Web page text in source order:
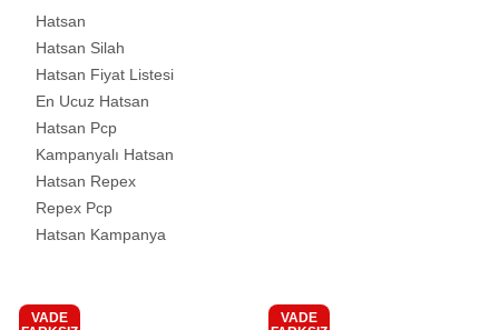
Hatsan
Hatsan Silah
Hatsan Fiyat Listesi
En Ucuz Hatsan
Hatsan Pcp
Kampanyalı Hatsan
Hatsan Repex
Repex Pcp
Hatsan Kampanya
VADE
VADE